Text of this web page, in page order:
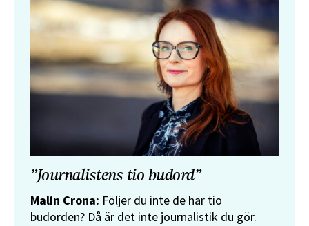
”Journalistens tio budord”
Malin Crona: Följer du inte de här tio
budorden? Då är det inte journalistik du gör.